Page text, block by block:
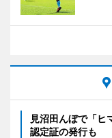
見沼田んぼで「
認定証の発行も